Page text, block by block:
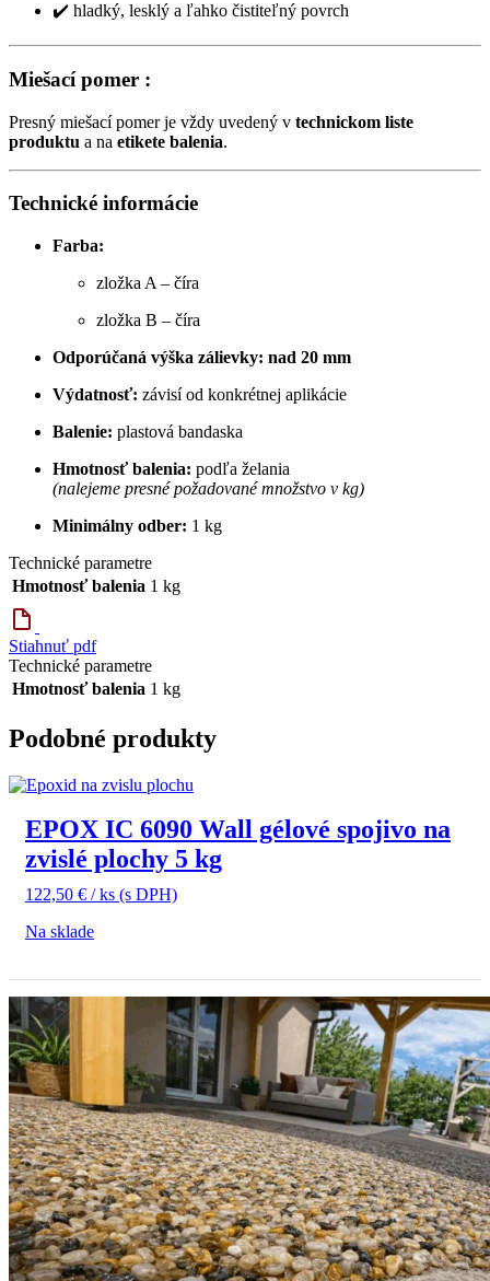
✔️ hladký, lesklý a ľahko čistiteľný povrch
Miešací pomer :
Presný miešací pomer je vždy uvedený v technickom liste
produktu a na etikete balenia.
Technické informácie
Farba:
zložka A – číra
zložka B – číra
Odporúčaná výška zálievky: nad 20 mm
Výdatnosť: závisí od konkrétnej aplikácie
Balenie: plastová bandaska
Hmotnosť balenia: podľa želania
(nalejeme presné požadované množstvo v kg)
Minimálny odber: 1 kg
Technické parametre
Hmotnosť balenia 1 kg
Stiahnuť pdf
Technické parametre
Hmotnosť balenia 1 kg
Podobné produkty
EPOX IC 6090 Wall gélové spojivo na
zvislé plochy 5 kg
122,50 € / ks (s DPH)
Na sklade